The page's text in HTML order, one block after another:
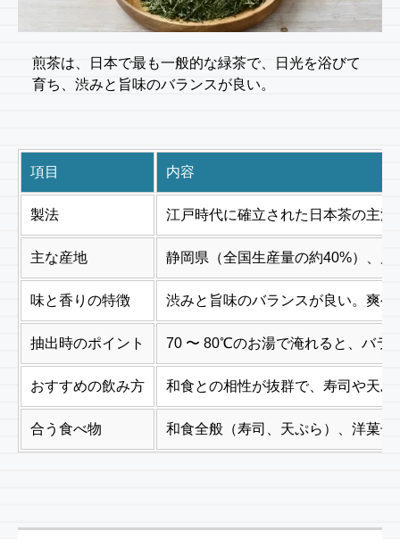
煎茶は、日本で最も一般的な緑茶で、日光を浴びて
育ち、渋みと旨味のバランスが良い。
項目 内容
製法 江戸時代に確立された日本茶の主
主な産地 静岡県（全国生産量の約40%）、鹿
味と香りの特徴 渋みと旨味のバランスが良い。爽
抽出時のポイント 70 〜 80℃のお湯で淹れると、バラ
おすすめの飲み方 和食との相性が抜群で、寿司や天
合う食べ物 和食全般（寿司、天ぷら）、洋菓